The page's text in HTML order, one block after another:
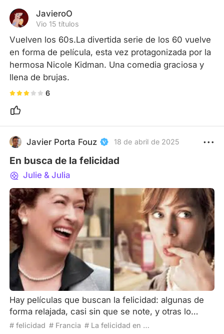
JavieroO
Vio 15 títulos
Vuelven los 60s.La divertida serie de los 60 vuelve
en forma de película, esta vez protagonizada por la
hermosa Nicole Kidman. Una comedia graciosa y
llena de brujas.
6
Javier Porta Fouz 18 de abril de 2025
En busca de la felicidad
Julie & Julia
Hay películas que buscan la felicidad: algunas de
forma relajada, casi sin que se note, y otras lo
hacen con denuedo, con evidente esfuerzo. No
# felicidad # Francia # La felicidad en el cine